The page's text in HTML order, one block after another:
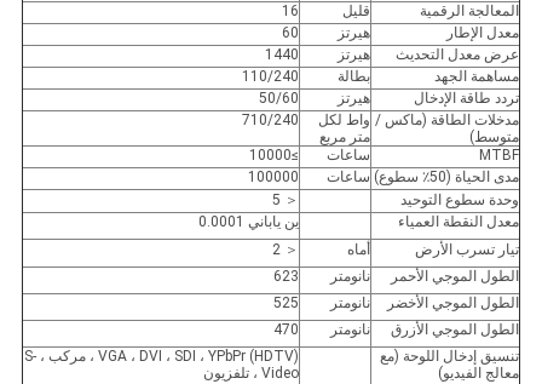
المعالجة الرقمية
قليل
16
معدل الإطار
هيرتز
60
عرض معدل التحديث
هيرتز
1440
مساهمة الجهد
بطالة
110/240
تردد طاقة الإدخال
هيرتز
50/60
مدخلات الطاقة (ماكس /
متوسط)
واط لكل
متر مربع
710/240
MTBF ساعات
≥10000
مدى الحياة (50٪ سطوع)
ساعات
100000
وحدة سطوع التوحيد
＜ 5
معدل النقطة العمياء
ين ياباني 0.0001
تيار تسرب الأرض
أماه
＜ 2
الطول الموجي الأحمر
نانومتر
623
الطول الموجي الأخضر
نانومتر
525
الطول الموجي الأزرق
نانومتر
470
تنسيق إدخال اللوحة (مع
معالج الفيديو)
VGA ، DVI ، SDI ، YPbPr (HDTV) ، مركب ، S-
Video ، تلفزيون